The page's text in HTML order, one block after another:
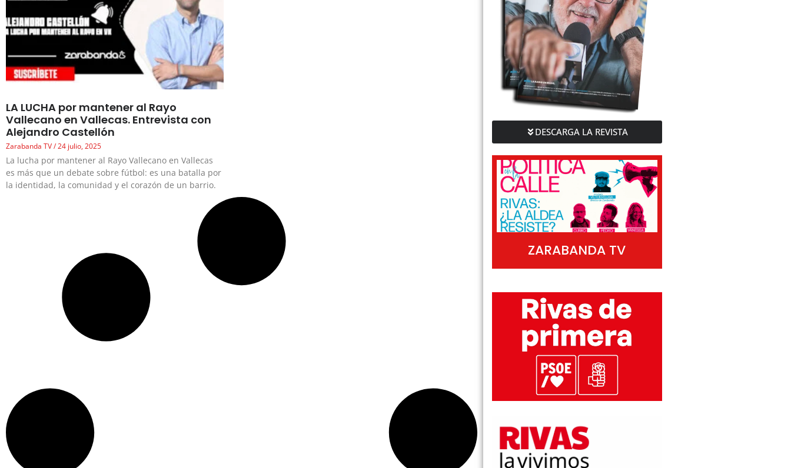
LA LUCHA por mantener al Rayo
Vallecano en Vallecas. Entrevista con
Alejandro Castellón
Zarabanda TV 24 julio, 2025
La lucha por mantener al Rayo Vallecano en Vallecas
es más que un debate sobre fútbol: es una batalla por
la identidad, la comunidad y el corazón de un barrio.
DESCARGA LA REVISTA
ZARABANDA TV